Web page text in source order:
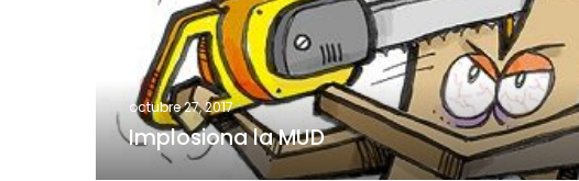
octubre 27, 2017
Implosiona la MUD